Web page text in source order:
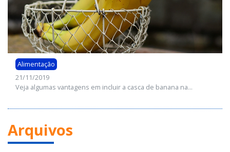
Alimentação
21/11/2019
Veja algumas vantagens em incluir a casca de banana na...
Arquivos